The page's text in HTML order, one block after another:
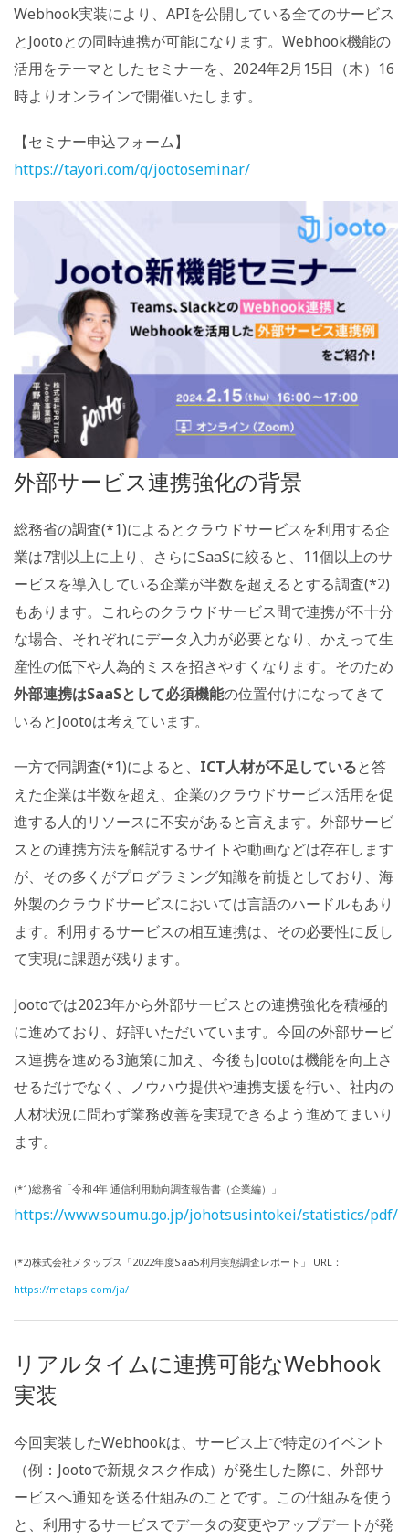
Webhook実装により、APIを公開している全てのサービス
とJootoとの同時連携が可能になります。Webhook機能の
活用をテーマとしたセミナーを、2024年2月15日（木）16
時よりオンラインで開催いたします。
【セミナー申込フォーム】
https://tayori.com/q/jootoseminar/
外部サービス連携強化の背景
総務省の調査(*1)によるとクラウドサービスを利用する企
業は7割以上に上り、さらにSaaSに絞ると、11個以上のサ
ービスを導入している企業が半数を超えるとする調査(*2)
もあります。これらのクラウドサービス間で連携が不十分
な場合、それぞれにデータ入力が必要となり、かえって生
産性の低下や人為的ミスを招きやすくなります。そのため
外部連携はSaaSとして必須機能の位置付けになってきて
いるとJootoは考えています。
一方で同調査(*1)によると、 ICT人材が不足していると答
えた企業は半数を超え、企業のクラウドサービス活用を促
進する人的リソースに不安があると言えます。外部サービ
スとの連携方法を解説するサイトや動画などは存在します
が、その多くがプログラミング知識を前提としており、海
外製のクラウドサービスにおいては言語のハードルもあり
ます。利用するサービスの相互連携は、その必要性に反し
て実現に課題が残ります。
Jootoでは2023年から外部サービスとの連携強化を積極的
に進めており、好評いただいています。今回の外部サービ
ス連携を進める3施策に加え、今後もJootoは機能を向上さ
せるだけでなく、ノウハウ提供や連携支援を行い、社内の
人材状況に問わず業務改善を実現できるよう進めてまいり
ます。
(*1)総務省「令和4年 通信利用動向調査報告書（企業編）」
https://www.soumu.go.jp/johotsusintokei/statistics/pdf/
(*2)株式会社メタップス「2022年度SaaS利用実態調査レポート」 URL：
https://metaps.com/ja/
リアルタイムに連携可能なWebhook
実装
今回実装したWebhookは、サービス上で特定のイベント
（例：Jootoで新規タスク作成）が発生した際に、外部サ
ービスへ通知を送る仕組みのことです。この仕組みを使う
と、利用するサービスでデータの変更やアップデートが発